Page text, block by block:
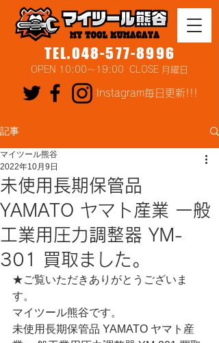
TEL.048-577-8996
OPEN 10:00～19:00 CLOSE 月曜日
Instagram毎日更新!!!
記事
未使用長期保管品
YAMATO ヤマト産業 一般
工業用圧力調整器 YM-
301 買取ました。
マイツール熊谷
2022年10月9日
★ご覧いただきありがとうございま
す。
マイツール熊谷です。
未使用長期保管品 YAMATO ヤマト産